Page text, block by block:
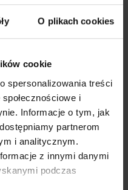
O plikach cookies
cookie
spersonalizowania treści
i
Informacje o tym, jak
partnerom
i analitycznym.
z innymi danymi
podczas